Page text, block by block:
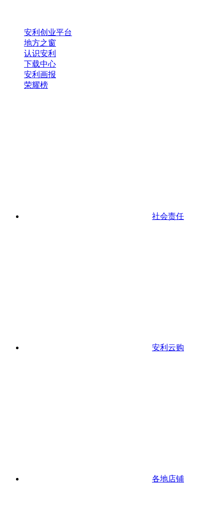
安利创业平台
地方之窗
认识安利
下载中心
安利画报
荣耀榜
社会责任
安利云购
各地店铺